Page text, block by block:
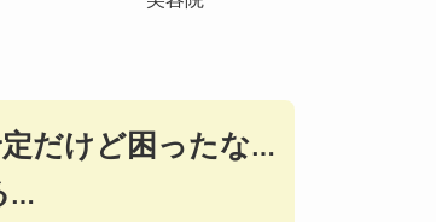
だけど困ったな…
…